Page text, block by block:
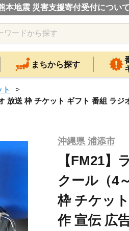
本地震 災害支援寄付受付について
まちから探す
放送 枠 チケット ギフト 番組 ラ
沖縄県 浦添市
【FM21】
クール（4
枠 チケッ
作 宣伝 広